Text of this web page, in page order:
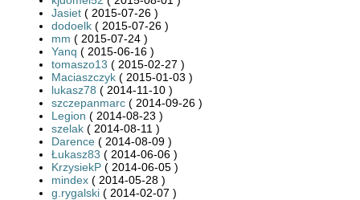
Jasiet ( 2015-07-26 )
dodoelk ( 2015-07-26 )
mm ( 2015-07-24 )
Yanq ( 2015-06-16 )
tomaszo13 ( 2015-02-27 )
Maciaszczyk ( 2015-01-03 )
lukasz78 ( 2014-11-10 )
szczepanmarc ( 2014-09-26 )
Legion ( 2014-08-23 )
szelak ( 2014-08-11 )
Darence ( 2014-08-09 )
Łukasz83 ( 2014-06-06 )
KrzysiekP ( 2014-06-05 )
mindex ( 2014-05-28 )
g.rygalski ( 2014-02-07 )